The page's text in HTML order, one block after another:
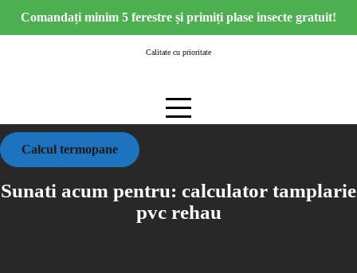
Comandați minim 5 ferestre și primiți plase insecte gratuit!
Calitate cu prioritate
Calcul termopane
Sunati acum pentru: calculator tamplarie
pvc rehau